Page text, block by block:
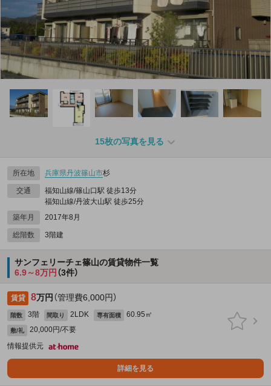
15枚の写真を見る
所在地 兵庫県丹波篠山市杉
交通
福知山線/篠山口駅 徒歩13分
福知山線/丹波大山駅 徒歩25分
築年月
2017年8月
総階数 3階建
サンフェリーチェ篠山の賃貸物件一覧
6.9～8万円 （3件）
賃貸 8万円 （管理費6,000円）
階数 3階 間取り 2LDK 専有面積 60.95㎡
敷/礼
20,000円/不要
情報提供元
詳細を見る